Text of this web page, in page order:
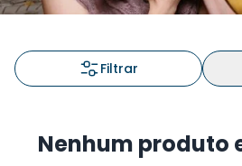
Filtrar
Nenhum produto